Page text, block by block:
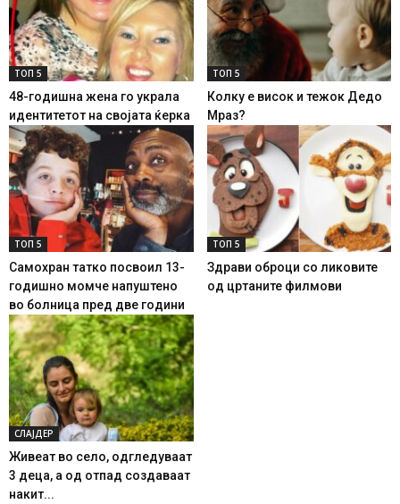
ТОП 5
48-годишна жена го украла
идентитетот на својата ќерка
ТОП 5
Колку е висок и тежок Дедо
Мраз?
ТОП 5
Самохран татко посвоил 13-
годишно момче напуштено
во болница пред две години
ТОП 5
Здрави оброци со ликовите
од цртаните филмови
СЛАЈДЕР
Живеат во село, одгледуваат
3 деца, а од отпад создаваат
накит...